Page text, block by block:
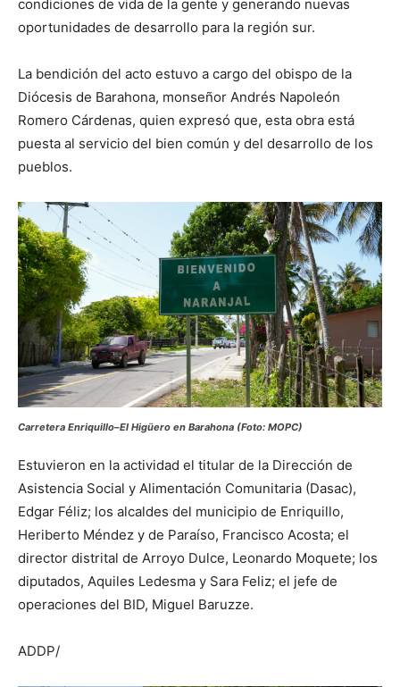
condiciones de vida de la gente y generando nuevas
oportunidades de desarrollo para la región sur.
La bendición del acto estuvo a cargo del obispo de la
Diócesis de Barahona, monseñor Andrés Napoleón
Romero Cárdenas, quien expresó que, esta obra está
puesta al servicio del bien común y del desarrollo de los
pueblos.
Carretera Enriquillo–El Higüero en Barahona (Foto: MOPC)
Estuvieron en la actividad el titular de la Dirección de
Asistencia Social y Alimentación Comunitaria (Dasac),
Edgar Féliz; los alcaldes del municipio de Enriquillo,
Heriberto Méndez y de Paraíso, Francisco Acosta; el
director distrital de Arroyo Dulce, Leonardo Moquete; los
diputados, Aquiles Ledesma y Sara Feliz; el jefe de
operaciones del BID, Miguel Baruzze.
ADDP/